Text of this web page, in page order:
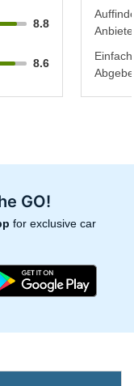
8.8
8.6
GO!
for exclusive car